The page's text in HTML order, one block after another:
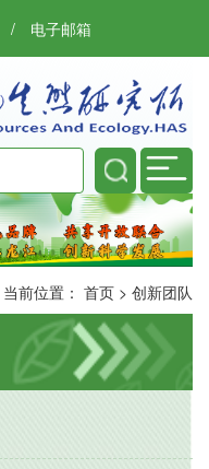
/ 电子邮箱
当前位置： 首页 > 创新团队